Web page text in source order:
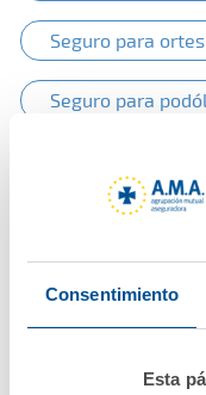
Consentimiento
Esta
Seguro para
Seguro para
Seguro para
Seguro para